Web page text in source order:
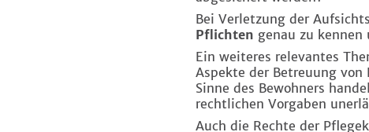
Bei Verletzung der
Pflichten genau zu
Ein weiteres relevantes
Aspekte der Betreuung
Sinne des Bewohners
rechtlichen Vorgaben
Auch die Rechte der